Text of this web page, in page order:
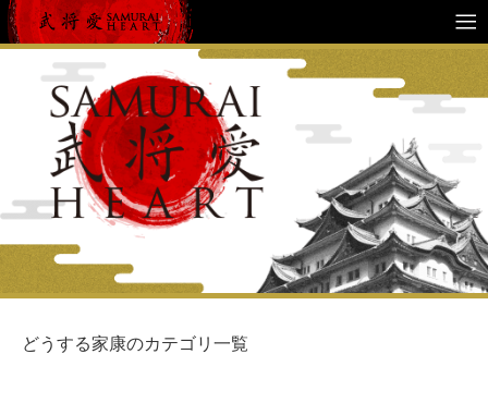
どうする家康のカテゴリ一覧